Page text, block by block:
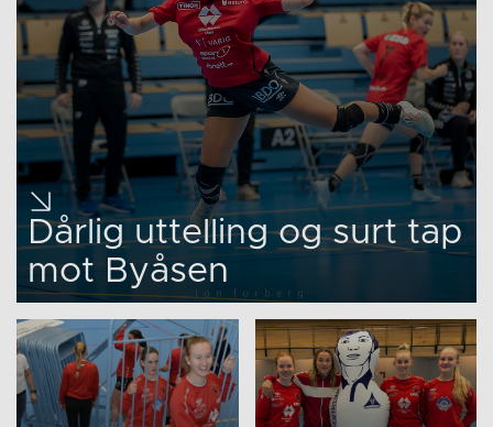
Dårlig uttelling og surt tap
mot Byåsen